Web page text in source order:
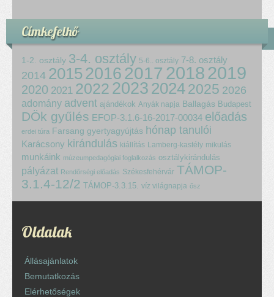
Címkefelhő
1-2. osztály 3-4. osztály 5-6.. osztály 7-8. osztály
2014 2015 2016 2017 20182019
2020 2021 2022 2023 20242025 2026
adomány advent ajándékok Anyák napja Ballagás Budapest
DÖk gyűlés EFOP-3.1.6-16-2017-00034 előadás
erdei túra Farsang gyertyagyújtás hónap tanulói
Karácsony kirándulás kiállítás Lamberg-kastély mikulás
munkáink múzeumpedagógiai foglalkozás osztálykirándulás
pályázat Rendőrségi előadás Székesfehérvár TÁMOP-
3.1.4-12/2 TÁMOP-3.3.15. víz világnapja ősz
Oldalak
Állásajánlatok
Bemutatkozás
Elérhetőségek